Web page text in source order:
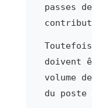
passes
doivent
volume
du poste